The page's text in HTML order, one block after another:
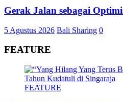
Gerak Jalan sebagai
5 Agustus 2026 Bali Sharing 0
FEATURE
FEATURE